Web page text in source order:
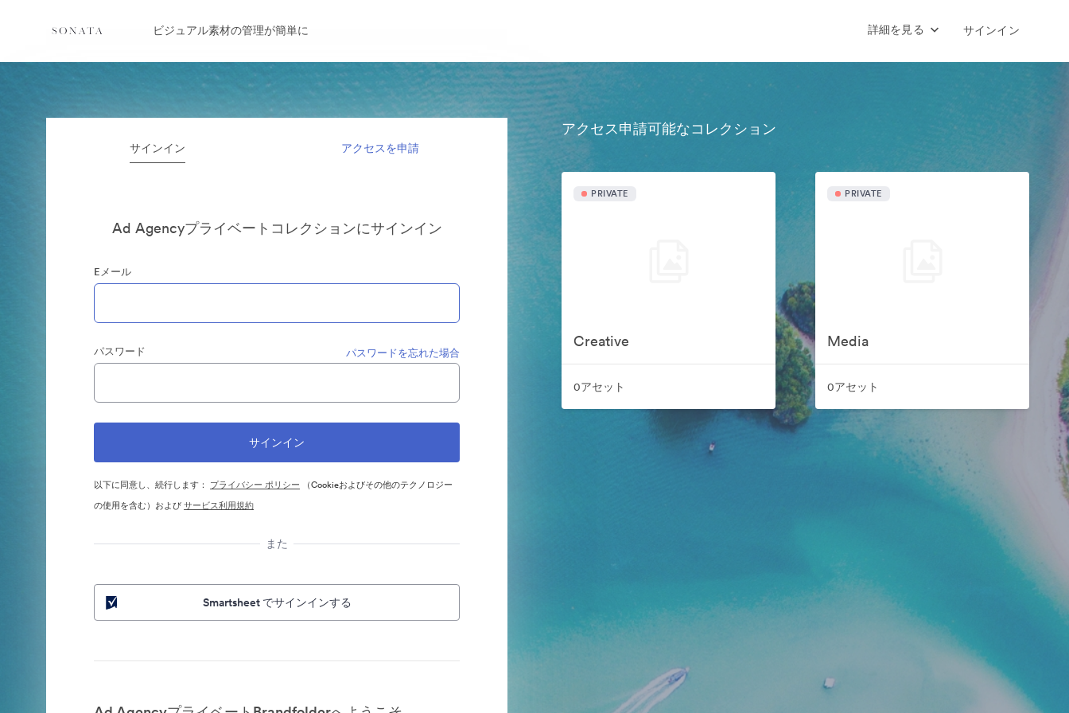
ビジュアル素材の管理が簡単に 詳細を見る サインイン
サインイン アクセスを申請
Ad Agencyプライベートコレクションにサインイン
Eメール
パスワード パスワードを忘れた場合
以下に同意し、続行します： プライバシー ポリシー （Cookieおよびその他のテクノロジー
の使用を含む）およびサービス利用規約
また
Smartsheet でサインインする
アクセス申請可能なコレクション
PRIVATE
Creative
0アセット
PRIVATE
Media
0アセット